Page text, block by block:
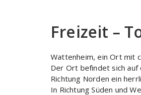
Freizeit –
Wattenheim, ein Ort mit
Der Ort befindet sich auf
Richtung Norden ein
In Richtung Süden und